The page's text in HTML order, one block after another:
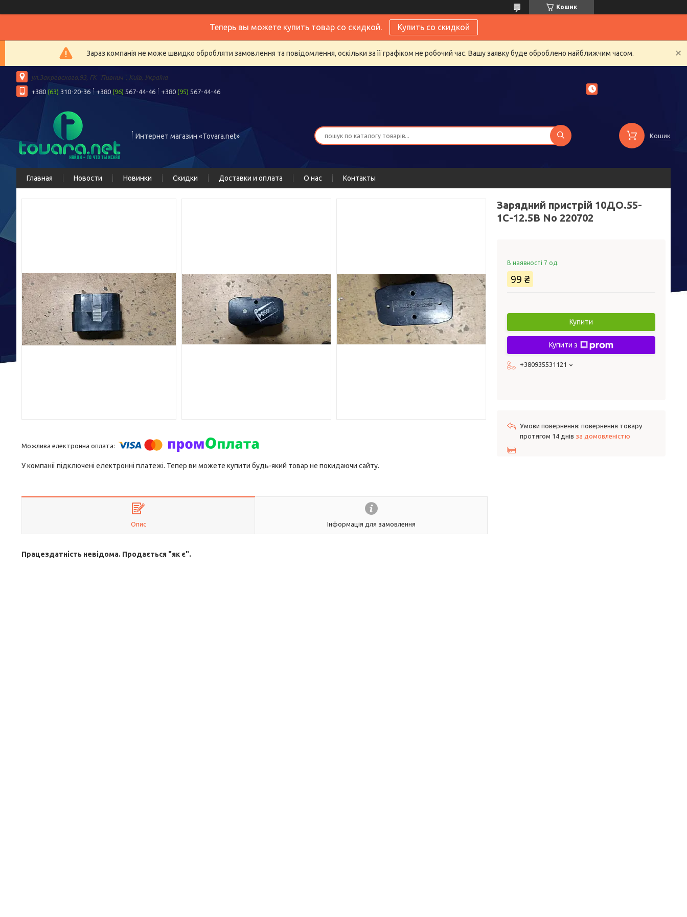
Кошик
Теперь вы можете купить товар со скидкой. Купить со скидкой
Зараз компанія не може швидко обробляти замовлення та повідомлення, оскільки за її графіком не робочий час. Вашу заявку буде оброблено найближчим часом.
ул.Закревского,93, ГК "Пивнич", Київ, Україна
+380 (63) 310-20-36 +380 (96) 567-44-46 +380 (95) 567-44-46
Интернет магазин «Tovara.net» Кошик
Главная Новости Новинки Скидки Доставки и оплата О нас Контакты
У компанії підключені електронні платежі. Тепер ви можете купити будь-який товар не покидаючи сайту.
Опис Інформація для замовлення
Працездатність невідома. Продається "як є".
Зарядний пристрій 10ДО.55-
1С-12.5В No 220702
В наявності 7 од.
99 ₴
Купити
Купити з
+380935531121
повернення товару
протягом 14 днів за домовленістю